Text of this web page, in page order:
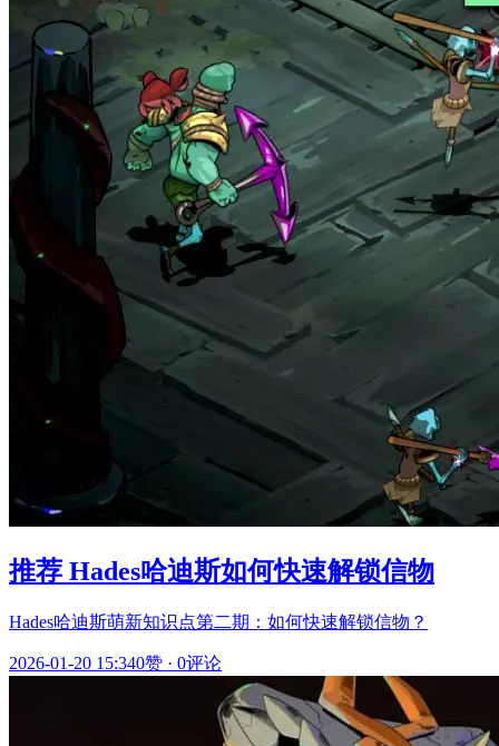
推荐 Hades哈迪斯如何快速解锁信物
Hades哈迪斯萌新知识点第二期：如何快速解锁信物？
2026-01-20 15:340赞 · 0评论